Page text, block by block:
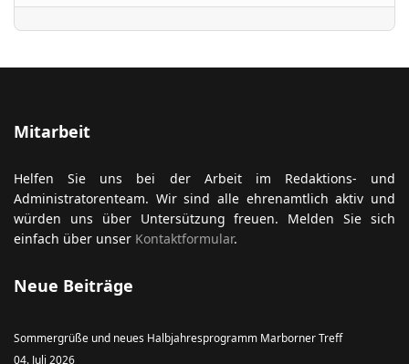
Mitarbeit
Helfen Sie uns bei der Arbeit im Redaktions- und
Administratorenteam. Wir sind alle ehrenamtlich aktiv und
würden uns über Untersützung freuen. Melden Sie sich
einfach über unser Kontaktformular.
Neue Beiträge
Sommergrüße und neues Halbjahresprogramm Marborner Treff
04. Juli 2026
anzeigen